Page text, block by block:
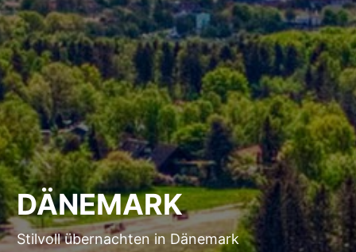
DÄNEMARK
Stilvoll übernachten in Dänemark